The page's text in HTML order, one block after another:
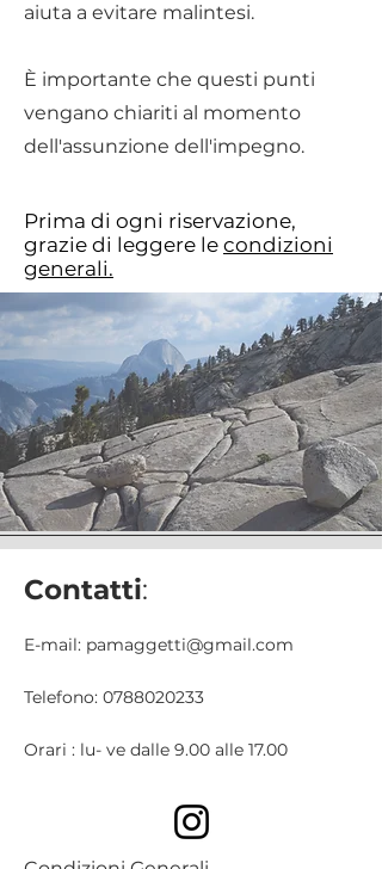
aiuta a evitare malintesi.
È importante che questi punti
vengano chiariti al momento
dell'assunzione dell'impegno.
Prima di ogni riservazione,
grazie di leggere le condizioni
generali.
Contatti:
E-mail: pamaggetti@gmail.com
Telefono: 0788020233
Orari : lu- ve dalle 9.00 alle 17.00